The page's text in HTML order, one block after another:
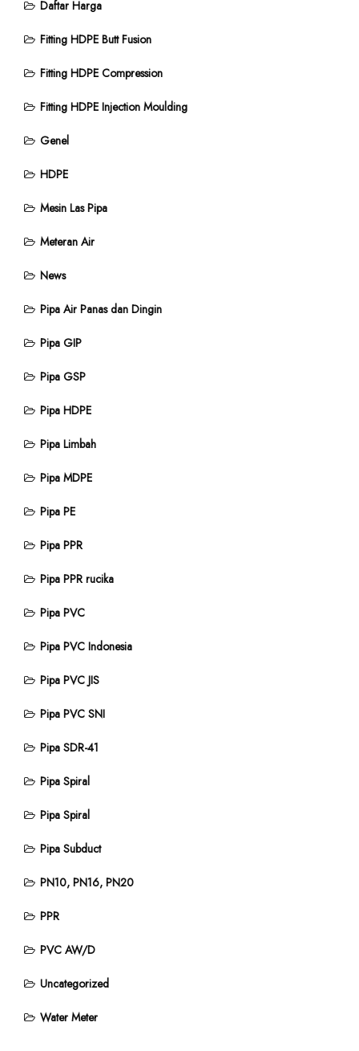
Daftar Harga
Fitting HDPE Butt Fusion
Fitting HDPE Compression
Fitting HDPE Injection Moulding
Genel
HDPE
Mesin Las Pipa
Meteran Air
News
Pipa Air Panas dan Dingin
Pipa GIP
Pipa GSP
Pipa HDPE
Pipa Limbah
Pipa MDPE
Pipa PE
Pipa PPR
Pipa PPR rucika
Pipa PVC
Pipa PVC Indonesia
Pipa PVC JIS
Pipa PVC SNI
Pipa SDR-41
Pipa Spiral
Pipa Spiral
Pipa Subduct
PN10, PN16, PN20
PPR
PVC AW/D
Uncategorized
Water Meter